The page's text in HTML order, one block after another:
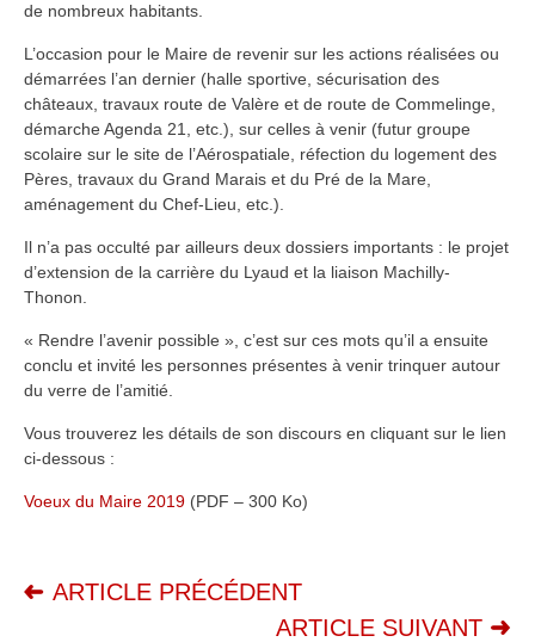
de nombreux habitants.
L’occasion pour le Maire de revenir sur les actions réalisées ou
démarrées l’an dernier (halle sportive, sécurisation des
châteaux, travaux route de Valère et de route de Commelinge,
démarche Agenda 21, etc.), sur celles à venir (futur groupe
scolaire sur le site de l’Aérospatiale, réfection du logement des
Pères, travaux du Grand Marais et du Pré de la Mare,
aménagement du Chef-Lieu, etc.).
Il n’a pas occulté par ailleurs deux dossiers importants : le projet
d’extension de la carrière du Lyaud et la liaison Machilly-
Thonon.
« Rendre l’avenir possible », c’est sur ces mots qu’il a ensuite
conclu et invité les personnes présentes à venir trinquer autour
du verre de l’amitié.
Vous trouverez les détails de son discours en cliquant sur le lien
ci-dessous :
Voeux du Maire 2019 (PDF – 300 Ko)
ARTICLE PRÉCÉDENT
ARTICLE SUIVANT